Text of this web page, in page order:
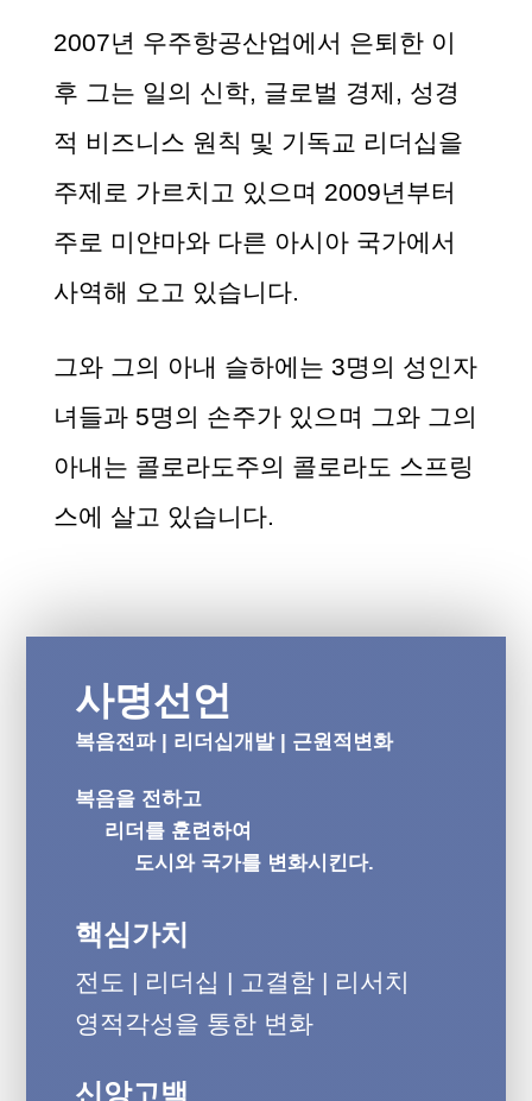
2007년 우주항공산업에서 은퇴한 이
후 그는 일의 신학, 글로벌 경제 , 성경
적 비즈니스 원칙 및 기독교 리더십을
주제로 가르치고 있으며 2009년부터
주로 미얀마와 다른 아시아 국가에서
사역해 오고 있습니다.
그와 그의 아내 슬하에는 3명의 성인자
녀들과5명의 손주가 있으며 그와 그의
아내는 콜로라도주의 콜로라도 스프링
스에 살고 있습니다.
사명선언
복음전파 | 리더십개발 | 근원적변화
복음을 전하고
리더를 훈련하여
도시와 국가를 변화시킨다.
핵심가치
전도 | 리더십 | 고결함 | 리서치
영적각성을 통한 변화
신앙고백